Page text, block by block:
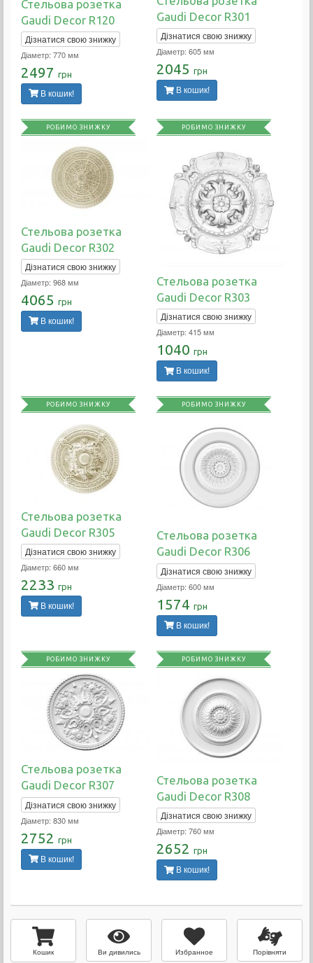
Стельова розетка
Gaudi Decor R120
Дізнатися свою знижку
Діаметр: 770 мм
2497 грн
В кошик!
Gaudi Decor R301
Дізнатися свою знижку
Діаметр: 605 мм
2045 грн
В кошик!
РОБИМО ЗНИЖКУ
Стельова розетка
Gaudi Decor R302
Дізнатися свою знижку
Діаметр: 968 мм
4065 грн
В кошик!
РОБИМО ЗНИЖКУ
Стельова розетка
Gaudi Decor R303
Дізнатися свою знижку
Діаметр: 415 мм
1040 грн
В кошик!
РОБИМО ЗНИЖКУ
Стельова розетка
Gaudi Decor R305
Дізнатися свою знижку
Діаметр: 660 мм
2233 грн
В кошик!
РОБИМО ЗНИЖКУ
Стельова розетка
Gaudi Decor R306
Дізнатися свою знижку
Діаметр: 600 мм
1574 грн
В кошик!
РОБИМО ЗНИЖКУ
Стельова розетка
Gaudi Decor R307
Дізнатися свою знижку
Діаметр: 830 мм
2752 грн
В кошик!
РОБИМО ЗНИЖКУ
Стельова розетка
Gaudi Decor R308
Дізнатися свою знижку
Діаметр: 760 мм
2652 грн
В кошик!
Кошик Ви дивились Избранное Порівняти